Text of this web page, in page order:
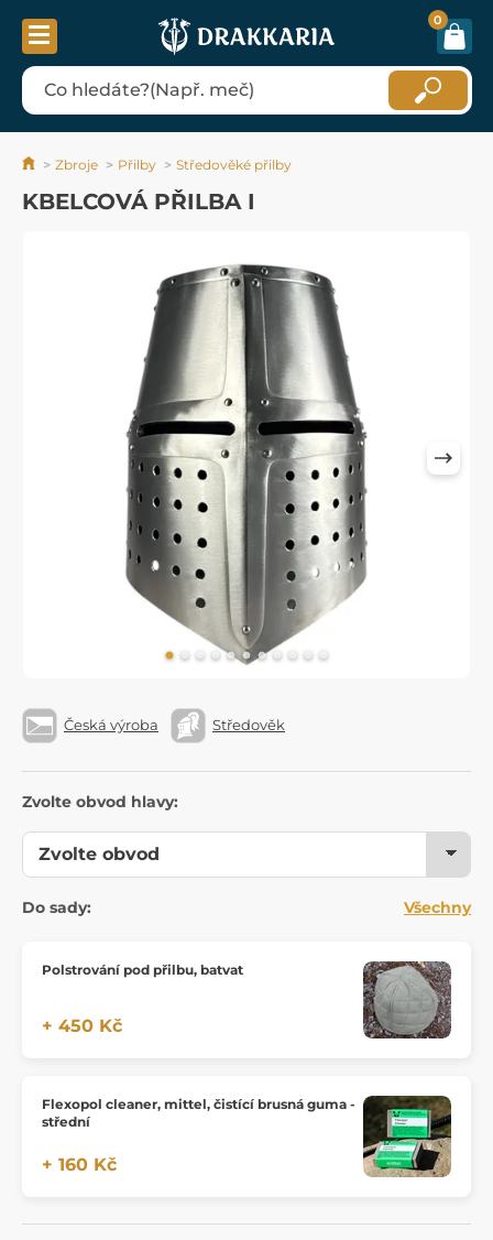
0
Zbroje Přilby Středověké přilby
KBELCOVÁ PŘILBA I
Česká výroba Středověk
Zvolte obvod hlavy:
Do sady: Všechny
Polstrování pod přilbu, batvat
+ 450 Kč
Flexopol cleaner, mittel, čistící brusná guma -
střední
+ 160 Kč